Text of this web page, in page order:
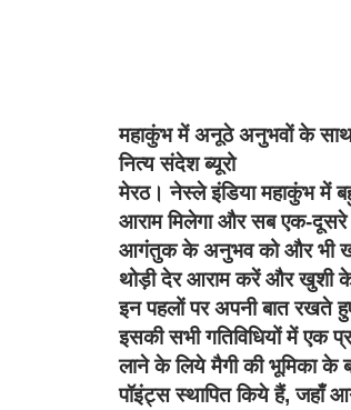
महाकुंभ में अनूठे अनुभवों के साथ
नित्य संदेश ब्यूरो
मेरठ। नेस्ले इंडिया महाकुंभ में
आराम मिलेगा और सब एक-
आगंतुक के अनुभव को और भी
थोड़ी देर आराम करें और खुशी के
इन पहलों पर अपनी बात रखते
इसकी सभी गतिविधियों में एक
लाने के लिये मैगी की भूमिका
पॉइंट्स स्‍थापित किये हैं,जहाँ